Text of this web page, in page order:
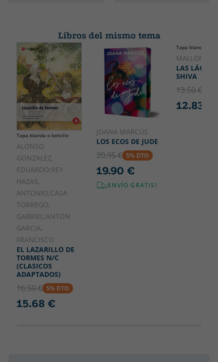
GRANS LECTORS
170
Ancho
120
Libros del mismo tema
Tapa blanda o bolsillo
ALONSO
GONZALEZ,
EDUARDO;REY
HAZAS,
ANTONIO;CASA
TORREGO,
GABRIEL;ANTON
GARCIA,
FRANCISCO
EL LAZARILLO DE
TORMES N/C
(CLASICOS
ADAPTADOS)
16.50 € 5% DTO
15.68 €
JOANA MARCÚS
LOS ECOS DE JUDE
20.95 € 5% DTO
19.90 €
¡ENVÍO GRATIS!
Tapa blanda o
LAS
SHIVA
13.50 €
12.83 €